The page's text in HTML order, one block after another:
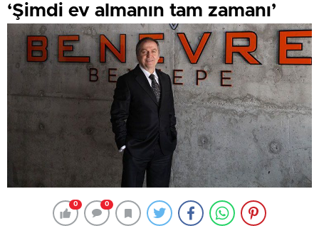
‘Şimdi ev almanın tam zamanı’
0 0